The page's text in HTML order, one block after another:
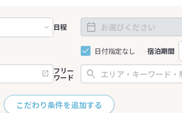
日程
日付指定なし 宿泊期間
フリー
ワード
こだわり条件を追加する